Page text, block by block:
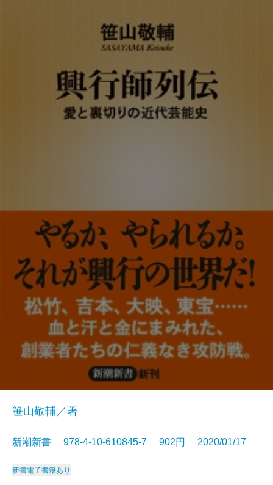
笹山敬輔／著
新潮新書 978-4-10-610845-7 902円 2020/01/17
新書電子書籍あり